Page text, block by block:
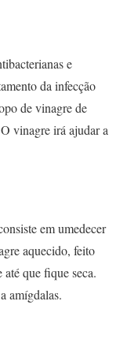
e
da infecção
de vinagre de
vinagre irá ajudar a
em umedecer
aquecido, feito
que fique seca.
amígdalas.